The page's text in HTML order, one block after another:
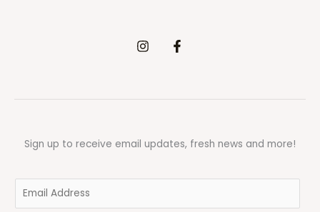
Sign up to receive email updates, fresh news and more!